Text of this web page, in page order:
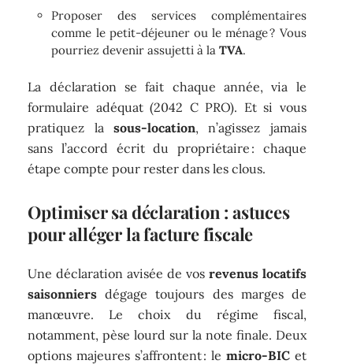
Proposer des services complémentaires
comme le petit-déjeuner ou le ménage ? Vous
pourriez devenir assujetti à laTVA.
La déclaration se fait chaque année, via le
formulaire adéquat (2042 C PRO). Et si vous
pratiquez la sous-location, n’agissez jamais
sans l’accord écrit du propriétaire : chaque
étape compte pour rester dans les clous.
Optimiser sa déclaration : astuces
pour alléger la facture fiscale
Une déclaration avisée de vos revenus locatifs
saisonniers dégage toujours des marges de
manœuvre. Le choix du régime fiscal,
notamment, pèse lourd sur la note finale. Deux
options majeures s’affrontent : le micro-BICet